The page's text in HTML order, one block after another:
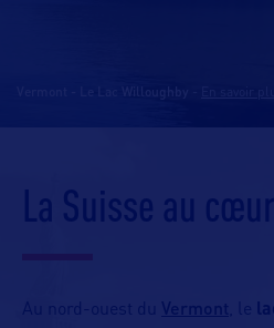
La Suisse au
Au nord-ouest du Vermont , le